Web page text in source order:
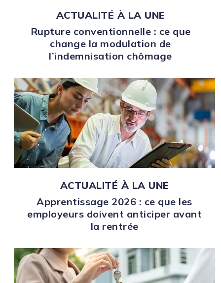
ACTUALITÉ À LA UNE
Rupture conventionnelle : ce que
change la modulation de
l’indemnisation chômage
ACTUALITÉ À LA UNE
Apprentissage 2026 : ce que les
employeurs doivent anticiper avant
la rentrée